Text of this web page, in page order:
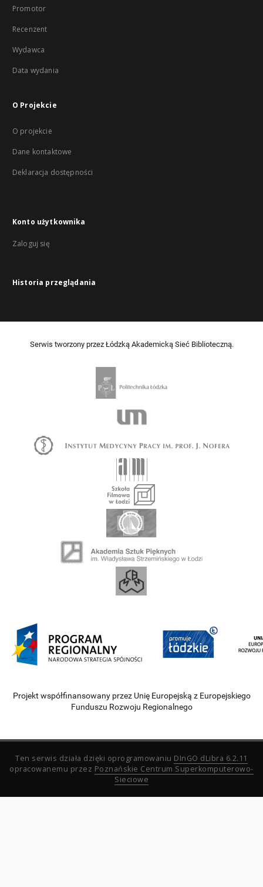
Promotor
Recenzent
Wydawca
Data wydania
O Projekcie
O projekcie
Dane kontaktowe
Deklaracja dostępności
Konto użytkownika
Zaloguj się
Historia przeglądania
Serwis tworzony przez Łódzką Akademicką Sieć Biblioteczną.
Projekt współfinansowany przez Unię Europejską z Europejskiego
Funduszu Rozwoju Regionalnego
Ten serwis działa dzięki oprogramowaniu DInGO dLibra 6.2.11
opracowanemu przez Poznańskie Centrum Superkomputerowo-
Sieciowe